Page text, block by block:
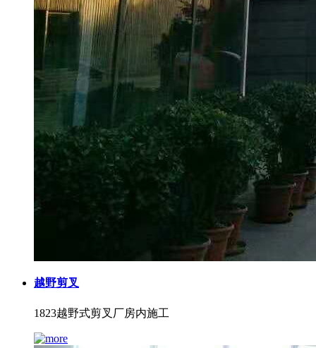
越野剪叉
1823越野式剪叉厂房内施工